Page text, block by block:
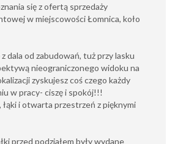
się z ofertą sprzedaży
w miejscowości Łomnica, koło
dala od zabudowań, tuż przy lasku
nieograniczonego widoku na
zyskujesz coś czego każdy
w pracy- ciszę i spokój!!!
łąki i otwarta przestrzeń z pięknymi
przed podziałem były wydane